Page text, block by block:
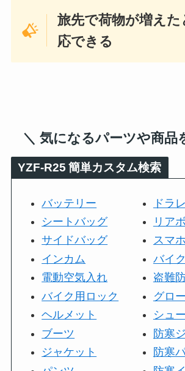
旅先で荷物が増え
応できる
＼ 気になるパーツや商品
YZF-R25 簡単カスタム検索
バッテリー
シートバッグ
サイドバッグ
インカム
電動空気入れ
バイク用ロック
ヘルメット
ブーツ
ジャケット
ドラ
リア
スマ
バイ
盗難
グロ
シュ
防寒
防寒